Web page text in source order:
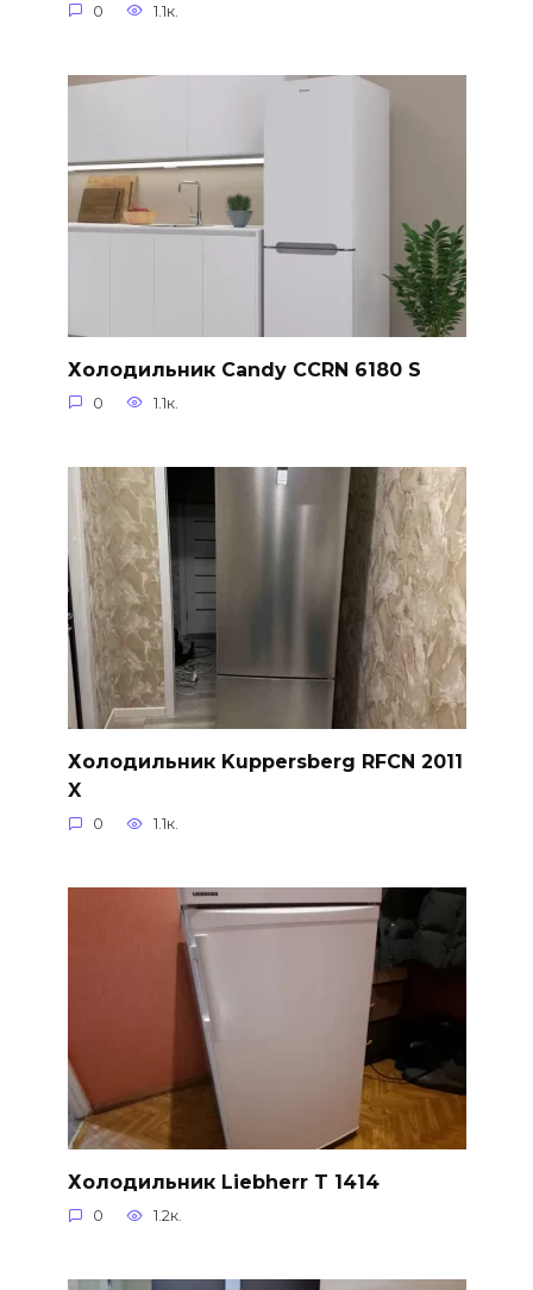
0 1.1к.
Холодильник Candy CCRN 6180 S
0 1.1к.
Холодильник Kuppersberg RFCN 2011
X
0 1.1к.
Холодильник Liebherr T 1414
0 1.2к.